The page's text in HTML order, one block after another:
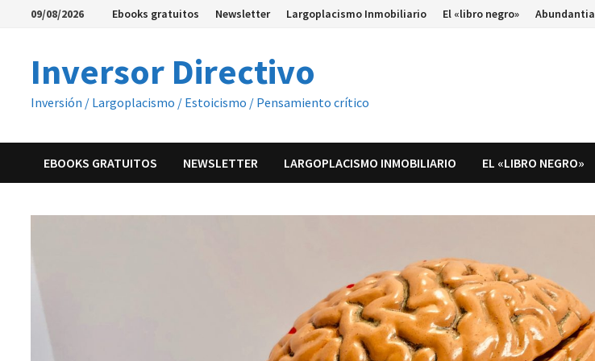
Saltar09/08/2026 Ebooks gratuitos Newsletter Largoplacismo Inmobiliario El «libro negro» Abundantia
Inversor Directivo
Inversión / Largoplacismo / Estoicismo / Pensamiento crítico
EBOOKS GRATUITOS NEWSLETTER LARGOPLACISMO INMOBILIARIO EL «LIBRO NEGRO»